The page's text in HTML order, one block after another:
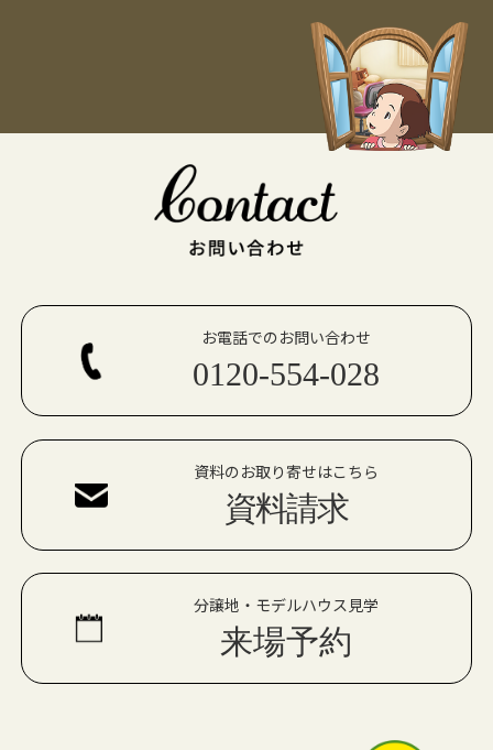
お電話でのお問い合わせ
0120-554-028
資料のお取り寄せはこちら
資料請求
分譲地・モデルハウス見学
来場予約